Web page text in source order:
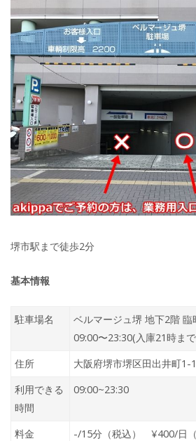
堺市駅まで徒歩2分
基本情報
駐車場名
ベルマージュ堺 地下2階 臨
09:00〜23:30(入庫21時まで
住所
大阪府堺市堺区田出井町1-1
利用できる
時間
09:00~23:30
料金
-/15分（税込） ¥400/日（